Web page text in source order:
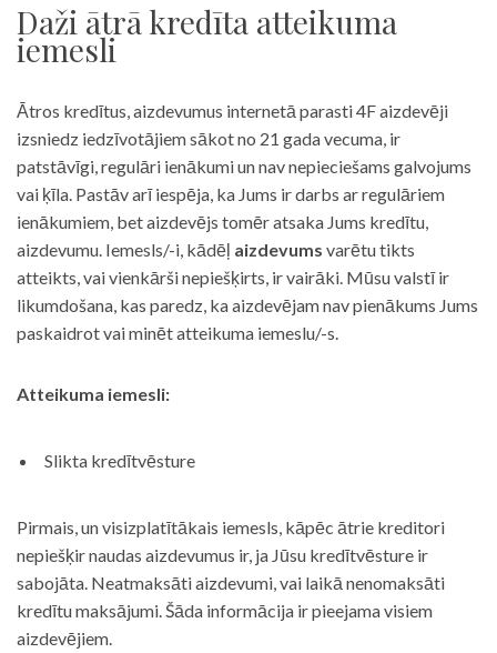
Daži ātrā kredīta atteikuma
iemesli
Ātros kredītus, aizdevumus internetā parasti 4F aizdevēji
izsniedz iedzīvotājiem sākot no 21 gada vecuma, ir
patstāvīgi, regulāri ienākumi un nav nepieciešams galvojums
vai ķīla. Pastāv arī iespēja, ka Jums ir darbs ar regulāriem
ienākumiem, bet aizdevējs tomēr atsaka Jums kredītu,
aizdevumu. Iemesls/-i, kādēļ aizdevums varētu tikts
atteikts, vai vienkārši nepiešķirts, ir vairāki. Mūsu valstī ir
likumdošana, kas paredz, ka aizdevējam nav pienākums Jums
paskaidrot vai minēt atteikuma iemeslu/-s.
Atteikuma iemesli:
Slikta kredītvēsture
Pirmais, un visizplatītākais iemesls, kāpēc ātrie kreditori
nepiešķir naudas aizdevumus ir, ja Jūsu kredītvēsture ir
sabojāta. Neatmaksāti aizdevumi, vai laikā nenomaksāti
kredītu maksājumi. Šāda informācija ir pieejama visiem
aizdevējiem.